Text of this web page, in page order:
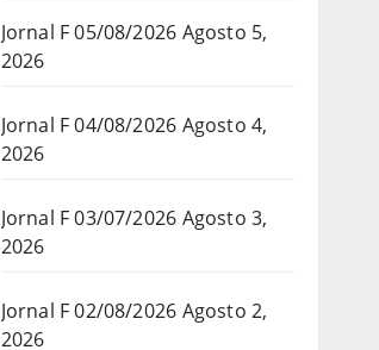
Jornal F 05/08/2026 Agosto 5,
2026
Jornal F 04/08/2026 Agosto 4,
2026
Jornal F 03/07/2026 Agosto 3,
2026
Jornal F 02/08/2026 Agosto 2,
2026